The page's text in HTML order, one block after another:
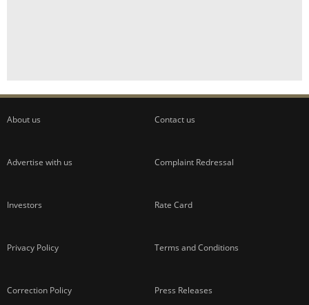
About us Contact us
Advertise with us Complaint Redressal
Investors Rate Card
Privacy Policy Terms and Conditions
Correction Policy Press Releases